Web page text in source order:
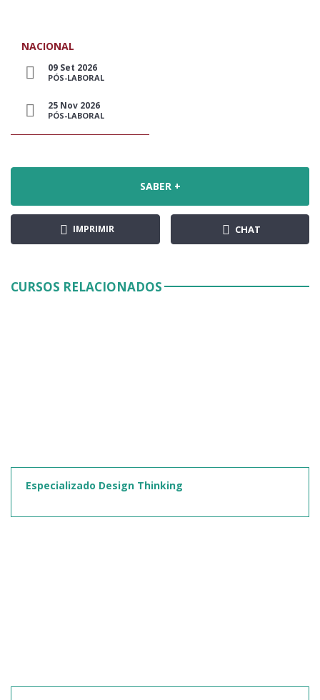
NACIONAL
09 Set 2026
PÓS-LABORAL
25 Nov 2026
PÓS-LABORAL
SABER +
IMPRIMIR CHAT
CURSOS RELACIONADOS
Especializado Design Thinking